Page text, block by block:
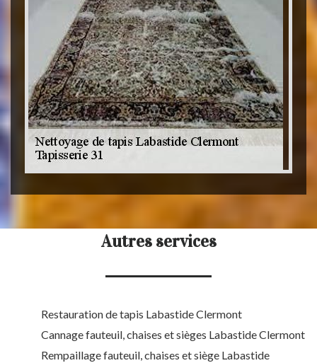
Autres services
Restauration de tapis Labastide Clermont
Cannage fauteuil, chaises et sièges Labastide Clermont
Rempaillage fauteuil, chaises et siège Labastide